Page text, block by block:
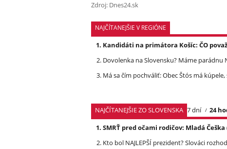
Zdroj: Dnes24.sk
NAJČÍTANEJŠIE V REGIÓNE
Kandidáti na primátora Košíc: ČO
Dovolenka na Slovensku? Máme parádnu
Má sa čím pochváliť: Obec Štós má
NAJČÍTANEJŠIE ZO SLOVENSKA 7 dní
24
SMRŤ pred očami rodičov: Mladá Češka
Kto bol NAJLEPŠÍ prezident? Slováci